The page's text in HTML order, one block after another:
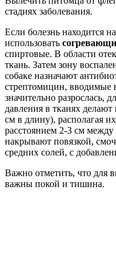
стадиях заболевания.
Если болезнь находится
использовать
спиртовые. В области
ткань. Затем зону
собаке назначают
стрептомицин,
значительно разрослась,
давления в тканях
см в длину), располагая
расстоянием 2-3 см
накрывают повязкой,
средних солей, с
Важно отметить, что для
важны покой и тишина.